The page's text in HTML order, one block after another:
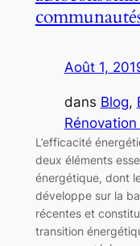
Août 1,
dans Blog,
L’efficacité
deux éléments
énergétique, dont
développe sur la
récentes et
transition